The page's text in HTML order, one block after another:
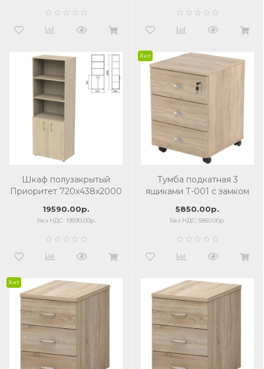
Шкаф полузакрытый
Приоритет 720х438х2000
19590.00р.
Без НДС: 19590.00р.
Хит
Тумба подкатная 3
ящиками Т-001 с замком
5850.00р.
Без НДС: 5850.00р.
Хит